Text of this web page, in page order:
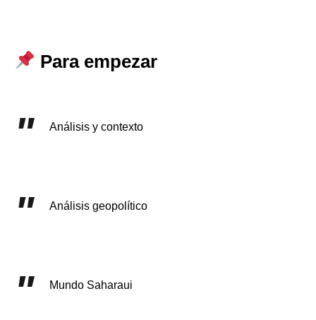
Para empezar
Análisis y contexto
Análisis geopolítico
Mundo Saharaui